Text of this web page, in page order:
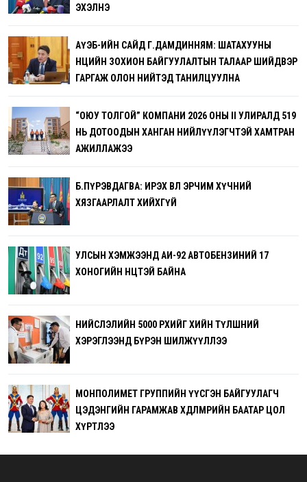
ЭХЭЛНЭ
АҮЭБ-ИЙН САЙД Г.ДАМДИННЯМ: ШАТАХУУНЫ
НӨӨЦИЙН ЗОХИОН БАЙГУУЛАЛТЫН ТАЛААР ШИЙДВЭР
ГАРГАЖ ОЛОН НИЙТЭД ТАНИЛЦУУЛНА
“ОЮУ ТОЛГОЙ” КОМПАНИ 2026 ОНЫ II УЛИРАЛД 519
НЬ ДОТООДЫН ХАНГАН НИЙЛҮҮЛЭГЧТЭЙ ХАМТРАН
АЖИЛЛАЖЭЭ
Б.ПҮРЭВДАГВА: ИРЭХ ӨВӨЛ ЭРЧИМ ХҮЧНИЙ
ХЯЗГААРЛАЛТ ХИЙХГҮЙ
УЛСЫН ХЭМЖЭЭНД АИ-92 АВТОБЕНЗИНИЙ 17
ХОНОГИЙН НӨӨЦТЭЙ БАЙНА
НИЙСЛЭЛИЙН 5000 ӨРХИЙГ ХИЙН ТҮЛШНИЙ
ХЭРЭГЛЭЭНД БҮРЭН ШИЛЖҮҮЛЛЭЭ
МОНПОЛИМЕТ ГРУППИЙН ҮҮСГЭН БАЙГУУЛАГЧ
ЦЭДЭНГИЙН ГАРАМЖАВ ХӨДӨЛМӨРИЙН БААТАР ЦОЛ
ХҮРТЛЭЭ